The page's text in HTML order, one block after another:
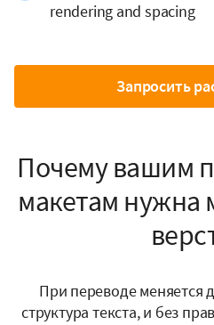
rendering and spacing
Запросить
Почему вашим
макетам нужна
При переводе меняется
структура текста, и без